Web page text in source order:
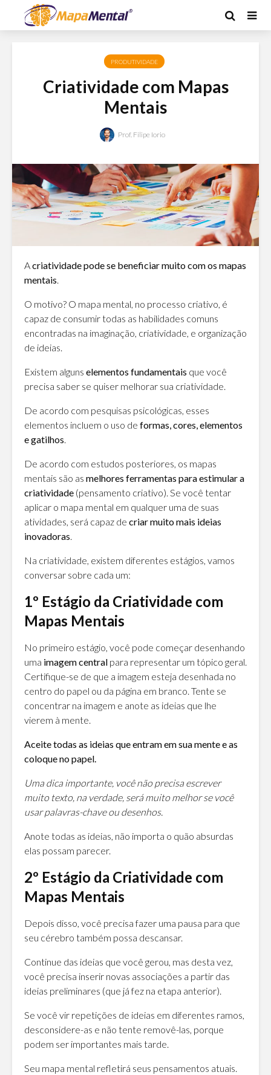
PRODUTIVIDADE
Criatividade com Mapas
Mentais
Prof. Filipe Iorio
Acriatividade pode se beneficiar muito com os mapas
mentais.
O motivo? O mapa mental, no processo criativo, é
capaz de consumir todas as habilidades comuns
encontradas na imaginação, criatividade, e organização
de ideias.
Existem alguns elementos fundamentais que você
precisa saber se quiser melhorar sua criatividade.
De acordo com pesquisas psicológicas, esses
elementos incluem o uso de formas, cores, elementos
e gatilhos.
De acordo com estudos posteriores, os mapas
mentais são as melhores ferramentas para estimular a
criatividade (pensamento criativo). Se você tentar
aplicar o mapa mental em qualquer uma de suas
atividades, será capaz de criar muito mais ideias
inovadoras.
Na criatividade, existem diferentes estágios, vamos
conversar sobre cada um:
1º Estágio da Criatividade com
Mapas Mentais
No primeiro estágio, você pode começar desenhando
uma imagem central para representar um tópico geral.
Certifique-se de que a imagem esteja desenhada no
centro do papel ou da página em branco. Tente se
concentrar na imagem e anote as ideias que lhe
vierem à mente.
Aceite todas as ideias que entram em sua mente e as
coloque no papel.
Uma dica importante, você não precisa escrever
muito texto, na verdade, será muito melhor se você
usar palavras-chave ou desenhos.
Anote todas as ideias, não importa o quão absurdas
elas possam parecer.
2º Estágio da Criatividade com
Mapas Mentais
Depois disso, você precisa fazer uma pausa para que
seu cérebro também possa descansar.
Continue das ideias que você gerou, mas desta vez,
você precisa inserir novas associações a partir das
ideias preliminares (que já fez na etapa anterior).
Se você vir repetições de ideias em diferentes ramos,
desconsidere-as e não tente removê-las, porque
podem ser importantes mais tarde.
Seu mapa mental refletirá seus pensamentos atuais.